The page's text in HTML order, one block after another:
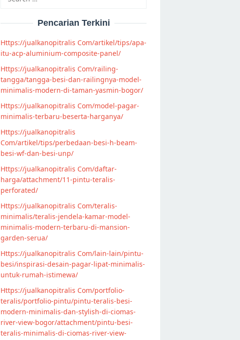
for:
Pencarian Terkini
Https://jualkanopitralis Com/artikel/tips/apa-
itu-acp-aluminium-composite-panel/
Https://jualkanopitralis Com/railing-
tangga/tangga-besi-dan-railingnya-model-
minimalis-modern-di-taman-yasmin-bogor/
Https://jualkanopitralis Com/model-pagar-
minimalis-terbaru-beserta-harganya/
Https://jualkanopitralis
Com/artikel/tips/perbedaan-besi-h-beam-
besi-wf-dan-besi-unp/
Https://jualkanopitralis Com/daftar-
harga/attachment/11-pintu-teralis-
perforated/
Https://jualkanopitralis Com/teralis-
minimalis/teralis-jendela-kamar-model-
minimalis-modern-terbaru-di-mansion-
garden-serua/
Https://jualkanopitralis Com/lain-lain/pintu-
besi/inspirasi-desain-pagar-lipat-minimalis-
untuk-rumah-istimewa/
Https://jualkanopitralis Com/portfolio-
teralis/portfolio-pintu/pintu-teralis-besi-
modern-minimalis-dan-stylish-di-ciomas-
river-view-bogor/attachment/pintu-besi-
teralis-minimalis-di-ciomas-river-view-